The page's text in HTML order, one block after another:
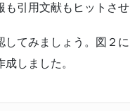
引用文献もヒットさせ
てみましょう。図２
しました。